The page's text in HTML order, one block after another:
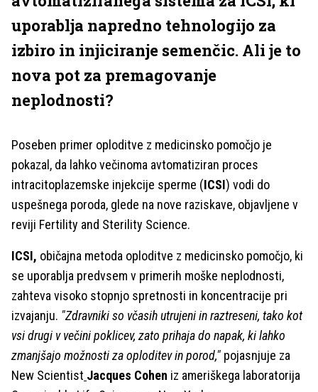
uporablja napredno tehnologijo za
izbiro in injiciranje semenčic. Ali je to
nova pot za premagovanje
neplodnosti?
Poseben primer oploditve z medicinsko pomočjo je
pokazal, da lahko večinoma avtomatiziran proces
intracitoplazemske injekcije sperme (ICSI) vodi do
uspešnega poroda, glede na nove raziskave, objavljene v
reviji Fertility and Sterility Science.
ICSI, običajna metoda oploditve z medicinsko pomočjo, ki
se uporablja predvsem v primerih moške neplodnosti,
zahteva visoko stopnjo spretnosti in koncentracije pri
izvajanju. "Zdravniki so včasih utrujeni in raztreseni, tako kot
vsi drugi v večini poklicev, zato prihaja do napak, ki lahko
zmanjšajo možnosti za oploditev in porod," pojasnjuje za
New Scientist Jacques Cohen iz ameriškega laboratorija